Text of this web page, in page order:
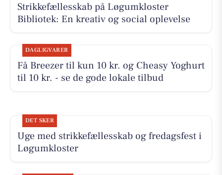
Strikkefællesskab på Løgumkloster
Bibliotek: En kreativ og social oplevelse
DAGLIGVARER
Få Breezer til kun 10 kr. og Cheasy Yoghurt
til 10 kr. - se de gode lokale tilbud
DET SKER
Uge med strikkefællesskab og fredagsfest i
Løgumkloster